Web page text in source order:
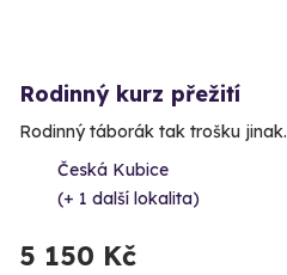
Rodinný kurz přežití
Rodinný táborák tak trošku jinak.
Česká Kubice
(+ 1 další lokalita)
5 150 Kč